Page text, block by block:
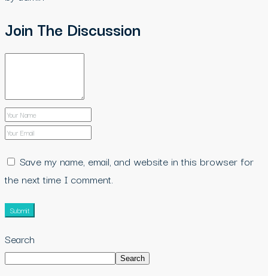
Join The Discussion
Save my name, email, and website in this browser for
the next time I comment.
Submit
Search
Search